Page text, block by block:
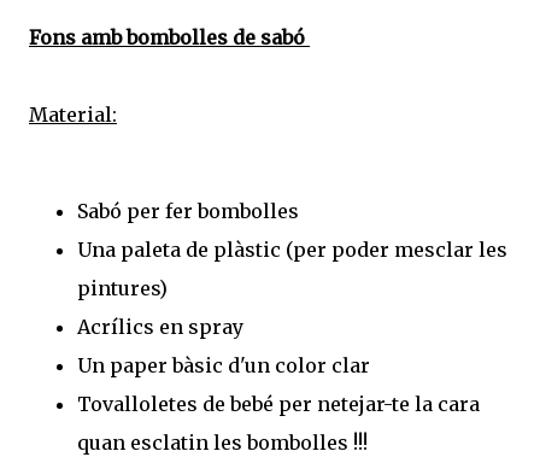
Fons amb bombolles de sabó
Material:
Sabó per fer bombolles
Una paleta de plàstic (per poder mesclar les
pintures)
Acrílics en spray
Un paper bàsic d'un color clar
Tovalloletes de bebé per netejar-te la cara
quan esclatin les bombolles !!!